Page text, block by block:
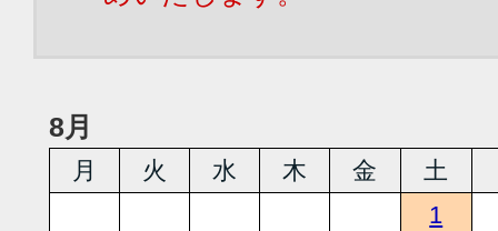
8月
月 火 水 木 金 土
1